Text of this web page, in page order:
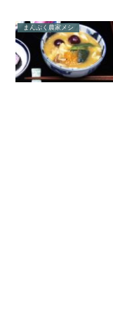
まんぷく農家メシ